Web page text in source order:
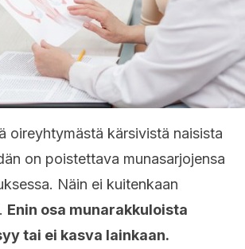
oireyhtymästä kärsivistä naisista
on poistettava munasarjojensa
Näin ei kuitenkaan
Enin osa munarakkuloista
tai ei kasva lainkaan.